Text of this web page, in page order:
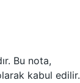
Bu nota,
kabul edilir.